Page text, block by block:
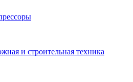
и строительная техника